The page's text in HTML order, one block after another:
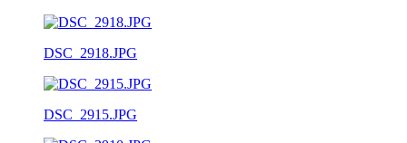
DSC_2918.JPG
DSC_2915.JPG